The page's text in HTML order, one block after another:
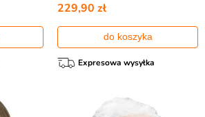
229,90 zł
do koszyka
Expresowa wysyłka